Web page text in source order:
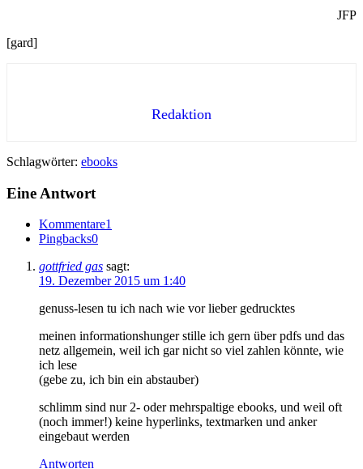
JFP
[gard]
Redaktion
Schlagwörter: ebooks
Eine Antwort
Kommentare1
Pingbacks0
gottfried gas sagt:
19. Dezember 2015 um 1:40
genuss-lesen tu ich nach wie vor lieber gedrucktes
meinen informationshunger stille ich gern über pdfs und das
netz allgemein, weil ich gar nicht so viel zahlen könnte, wie
ich lese
(gebe zu, ich bin ein abstauber)
schlimm sind nur 2- oder mehrspaltige ebooks, und weil oft
(noch immer!) keine hyperlinks, textmarken und anker
eingebaut werden
Antworten